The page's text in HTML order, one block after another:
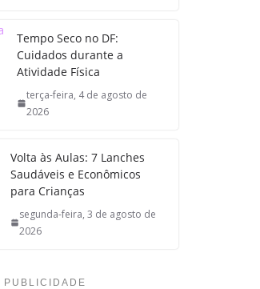
Tempo Seco no DF:
Cuidados durante a
Atividade Física
terça-feira, 4 de agosto de
2026
Volta às Aulas: 7 Lanches
Saudáveis e Econômicos
para Crianças
segunda-feira, 3 de agosto de
2026
PUBLICIDADE